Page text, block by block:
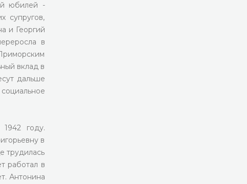
юбилей -
супругов,
и Георгий
в
вклад в
дальше
году.
в
трудилась
работал в
Антонина